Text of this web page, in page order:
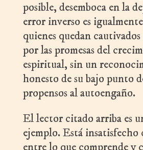
posible, desemboca en la
error inverso es
quienes quedan
por las promesas del
espiritual, sin un
honesto de su bajo punto
propensos al autoengaño.
El lector citado arriba es
ejemplo. Está insatisfecho
entre lo que comprende y